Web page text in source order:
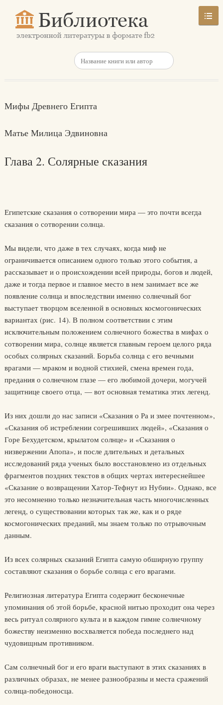
Мифы Древнего Египта
Матье Милица Эдвиновна
Глава 2. Солярные сказания
Египетские сказания о сотворении мира — это почти всегда
сказания о сотворении солнца.
Мы видели, что даже в тех случаях, когда миф не
ограничивается описанием одного только этого события, а
рассказывает и о происхождении всей природы, богов и людей,
даже и тогда первое и главное место в нем занимает все же
появление солнца и впоследствии именно солнечный бог
выступает творцом вселенной в основных космогонических
вариантах (рис. 14). В полном соответствии с этим
исключительным положением солнечного божества в мифах о
сотворении мира, солнце является главным героем целого ряда
особых солярных сказаний. Борьба солнца с его вечными
врагами — мраком и водной стихией, смена времен года,
предания о солнечном глазе — его любимой дочери, могучей
защитнице своего отца, — вот основная тематика этих легенд.
Из них дошли до нас записи «Сказания о Ра и змее почтенном»,
«Сказания об истреблении согрешивших людей», «Сказания о
Горе Бехудетском, крылатом солнце» и «Сказания о
низвержении Апопа», и после длительных и детальных
исследований ряда ученых было восстановлено из отдельных
фрагментов поздних текстов в общих чертах интереснейшее
«Сказание о возвращении Хатор-Тефнут из Нубии». Однако, все
это несомненно только незначительная часть многочисленных
легенд, о существовании которых так же, как и о ряде
космогонических преданий, мы знаем только по отрывочным
данным.
Из всех солярных сказаний Египта самую обширную группу
составляют сказания о борьбе солнца с его врагами.
Религиозная литература Египта содержит бесконечные
упоминания об этой борьбе, красной нитью проходит она через
весь ритуал солярного культа и в каждом гимне солнечному
божеству неизменно восхваляется победа последнего над
чудовищным противником.
Сам солнечный бог и его враги выступают в этих сказаниях в
различных образах, не менее разнообразны и места сражений
солнца-победоносца.